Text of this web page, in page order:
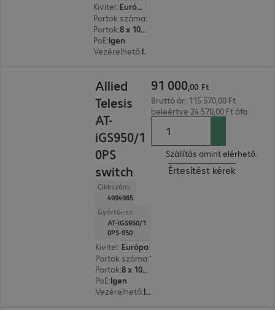
Kivitel:
Európa
Portok száma:
Portok:
8 x 100/1000/2,5G/5G RJ45
PoE:Igen
Vezérelhető: Igen
Allied
Telesis
AT-
iGS950/1
0PS
switch
Cikkszám:
4994985
Gyártói-sz.
AT-IGS950/1
0PS-950
Kivitel: Európa
Portok száma:
Portok:
8 x 10/100/1000 RJ45
PoE:Igen
Vezérelhető: Igen
91 000,00 Ft
Bruttó ár: 115 570,00 Ft
beleértve 24 570,00 Ft áfa
Szállítás amint elérhető.
Értesítést kérek